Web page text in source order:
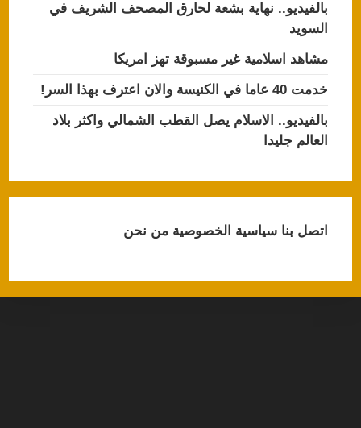
بالفيديو.. نهاية بشعة لحارق المصحف الشريف في
السويد
مشاهد اسلامية غير مسبوقة تهز امريكا
خدمت 40 عاما في الكنيسة والان اعترف بهذا السر!
بالفيديو.. الاسلام يصل القطب الشمالي واكثر بلاد
العالم جليدا
اتصل بناسياسية الخصوصيةمن نحن